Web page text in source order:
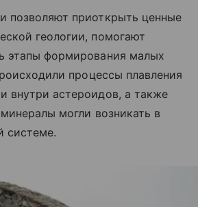
позволяют приоткрыть ценные
геологии, помогают
этапы формирования малых
процессы плавления
внутри астероидов, а также
могли возникать в
системе.